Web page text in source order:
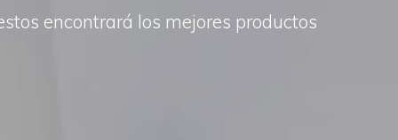
encontrará los mejores productos